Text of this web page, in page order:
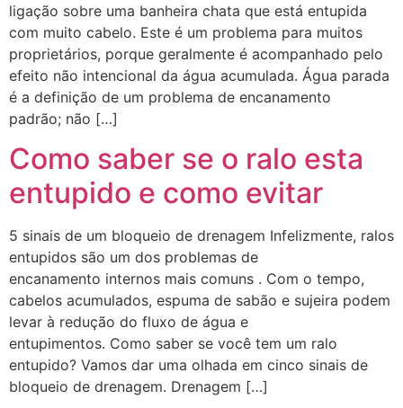
ligação sobre uma banheira chata que está entupida
com muito cabelo. Este é um problema para muitos
proprietários, porque geralmente é acompanhado pelo
efeito não intencional da água acumulada. Água parada
é a definição de um problema de encanamento
padrão; não […]
Como saber se o ralo esta
entupido e como evitar
5 sinais de um bloqueio de drenagem Infelizmente, ralos
entupidos são um dos problemas de
encanamento internos mais comuns . Com o tempo,
cabelos acumulados, espuma de sabão e sujeira podem
levar à redução do fluxo de água e
entupimentos. Como saber se você tem um ralo
entupido? Vamos dar uma olhada em cinco sinais de
bloqueio de drenagem. Drenagem […]